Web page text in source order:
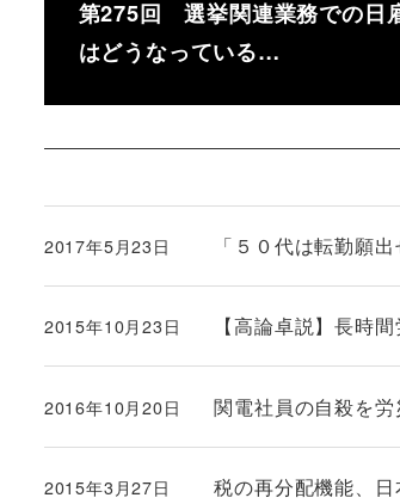
第275回 選挙関連業務での日
はどうなっている…
「５０代は転勤願
投稿日
2017年5月23日
【高論卓説】長時
投稿日
2015年10月23日
関電社員の自殺を
投稿日
2016年10月20日
税の再分配機能、
2015年3月27日